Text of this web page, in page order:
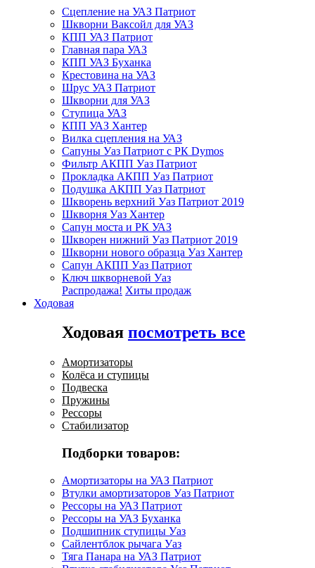
Сцепление на УАЗ Патриот
Шкворни Ваксойл для УАЗ
КПП УАЗ Патриот
Главная пара УАЗ
КПП УАЗ Буханка
Крестовина на УАЗ
Шрус УАЗ Патриот
Шкворни для УАЗ
Ступица УАЗ
КПП УАЗ Хантер
Вилка сцепления на УАЗ
Сапуны Уаз Патриот с РК Dymos
Фильтр АКПП Уаз Патриот
Прокладка АКПП Уаз Патриот
Подушка АКПП Уаз Патриот
Шкворень верхний Уаз Патриот 2019
Шкворня Уаз Хантер
Сапун моста и РК УАЗ
Шкворен нижний Уаз Патриот 2019
Шкворни нового образца Уаз Хантер
Сапун АКПП Уаз Патриот
Ключ шкворневой Уаз
Распродажа! Хиты продаж
Ходовая
Ходовая посмотреть все
Амортизаторы
Колёса и ступицы
Подвеска
Пружины
Рессоры
Стабилизатор
Подборки товаров:
Амортизаторы на УАЗ Патриот
Втулки амортизаторов Уаз Патриот
Рессоры на УАЗ Патриот
Рессоры на УАЗ Буханка
Подшипник ступицы Уаз
Сайлентблок рычага Уаз
Тяга Панара на УАЗ Патриот